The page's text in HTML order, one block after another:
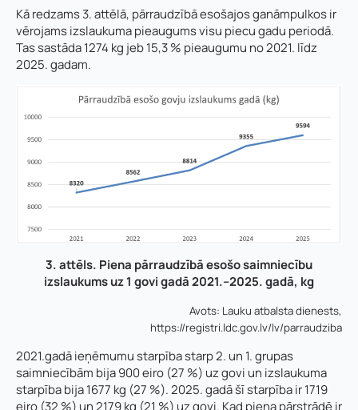
Kā redzams 3. attēlā, pārraudzībā esošajos ganāmpulkos ir
vērojams izslaukuma pieaugums visu piecu gadu periodā.
Tas sastāda 1274 kg jeb 15,3 % pieaugumu no 2021. līdz
2025. gadam.
3. attēls. Piena pārraudzībā esošo saimniecību
izslaukums uz 1 govi gadā 2021.–2025. gadā, kg
Avots: Lauku atbalsta dienests,
https://registri.ldc.gov.lv/lv/parraudziba
2021.gadā ieņēmumu starpība starp 2. un 1. grupas
saimniecībām bija 900 eiro (27 %) uz govi un izslaukuma
starpība bija 1677 kg (27 %). 2025. gadā šī starpība ir 1719
eiro (32 %) un 2179 kg (21 %) uz govi. Kad piena pārstrādē ir